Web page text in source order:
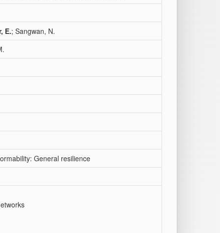
E.; Sangwan, N.
General resilience